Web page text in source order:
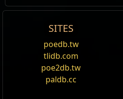
Костолом
Синдиката
Прядильщица
SITES
poedb.tw
tlidb.com
poe2db.tw
paldb.cc